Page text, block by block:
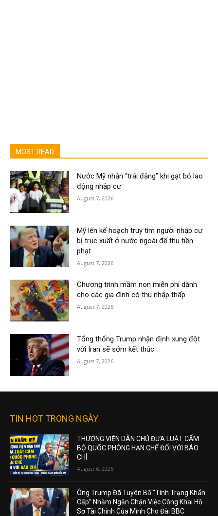
MOST READ
Nước Mỹ nhận “trái đắng” khi gạt bỏ lao
động nhập cư
August 7, 2026
Mỹ lên kế hoạch truy tìm người nhập cư
bị trục xuất ở nước ngoài để thu tiền
phạt
August 7, 2026
Chương trình mầm non miễn phí dành
cho các gia đình có thu nhập thấp
August 7, 2026
Tổng thống Trump nhận định xung đột
với Iran sẽ sớm kết thúc
August 7, 2026
TIN HOT TRONG NGÀY
THƯỢNG VIỆN DÂN CHỦ ĐƯA LUẬT CẤM
BỘ QUỐC PHÒNG HẠN CHẾ ĐỐI VỚI BÁO
CHÍ
August 6, 2026
Ông Trump Đã Tuyên Bố “Tình Trạng Khẩn
Cấp” Nhằm Ngăn Chặn Việc Công Khai Hồ
Sơ Tài Chính Của Mình Cho Đài BBC